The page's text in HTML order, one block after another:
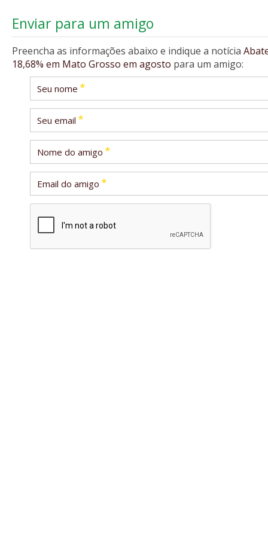
Enviar para um amigo
Preencha as informações abaixo e indique a notícia
18,68% em Mato Grosso em agosto para um amigo:
Seu nome *
Seu email *
Nome do amigo *
Email do amigo *